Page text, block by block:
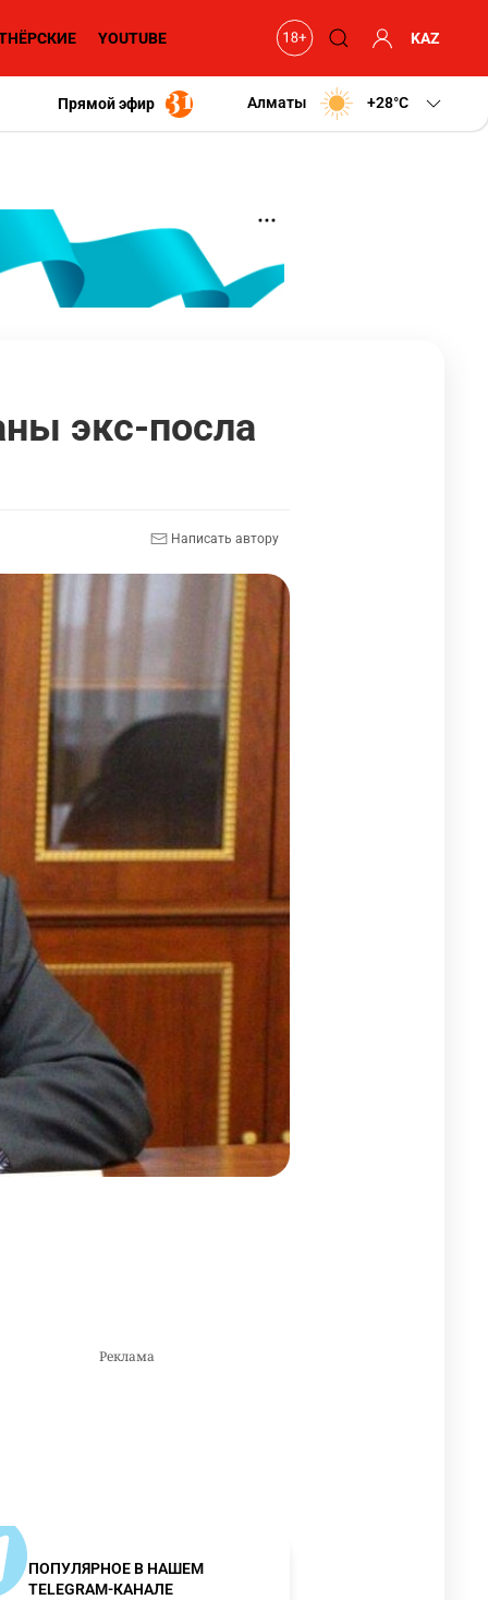
YOUTUBE KAZ
Прямой эфир Алматы +28 C
экс-посла
Написать автору
ПОПУЛЯРНОЕ В НАШЕМ
TELEGRAM-КАНАЛЕ